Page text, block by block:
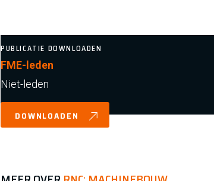
PUBLICATIE DOWNLOADEN
FME-leden
Niet-leden
DOWNLOADEN